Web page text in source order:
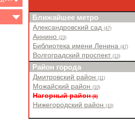
Ближайшее метро
Александровский сад (47)
Аннино (23)
Библиотека имени Ленина (47)
Волгоградский проспект (13)
Район города
Дмитровский район (11)
Можайский район (10)
Нагорный район(8)
Нижегородский район (10)